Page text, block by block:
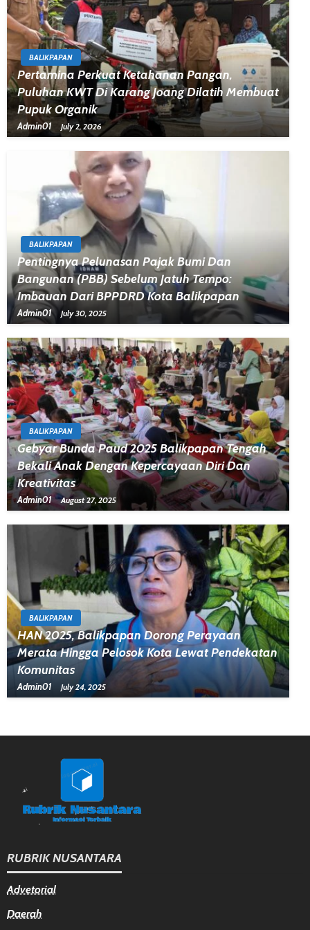
BALIKPAPAN
Pertamina Perkuat Ketahanan Pangan,
Puluhan KWT Di Karang Joang Dilatih Membuat
Pupuk Organik
Admin01 July 2, 2026
BALIKPAPAN
Pentingnya Pelunasan Pajak Bumi Dan
Bangunan (PBB) Sebelum Jatuh Tempo:
Imbauan Dari BPPDRD Kota Balikpapan
Admin01 July 30, 2025
BALIKPAPAN
Gebyar Bunda Paud 2025 Balikpapan Tengah
Bekali Anak Dengan Kepercayaan Diri Dan
Kreativitas
Admin01 August 27, 2025
BALIKPAPAN
HAN 2025, Balikpapan Dorong Perayaan
Merata Hingga Pelosok Kota Lewat Pendekatan
Komunitas
Admin01 July 24, 2025
RUBRIK NUSANTARA
Advetorial
Daerah